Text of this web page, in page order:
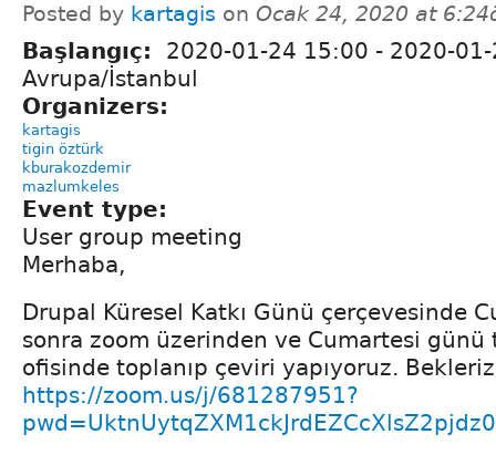
Posted by kartagis on Ocak 24, 2020 at
Başlangıç: 2020-01-24 15:00 - 2020-
Avrupa/İstanbul
Organizers:
kartagis
tigin öztürk
kburakozdemir
mazlumkeles
Event type:
User group meeting
Merhaba,
Drupal Küresel Katkı Günü çerçevesinde
sonra zoom üzerinden ve Cumartesi
ofisinde toplanıp çeviri yapıyoruz.
https://zoom.us/j/681287951?